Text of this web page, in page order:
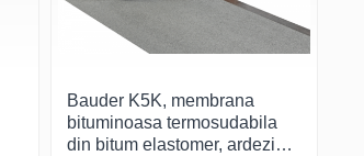
Bauder K5K, membrana
bituminoasa termosudabila
din bitum elastomer, ardezie